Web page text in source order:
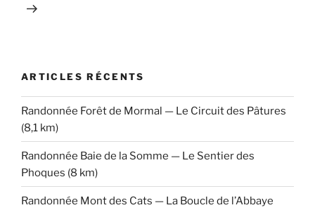
ARTICLES RÉCENTS
Randonnée Forêt de Mormal — Le Circuit des Pâtures
(8,1 km)
Randonnée Baie de la Somme — Le Sentier des
Phoques (8 km)
Randonnée Mont des Cats — La Boucle de l’Abbaye